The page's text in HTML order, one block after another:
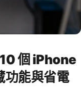
個 iPhone
能與省電